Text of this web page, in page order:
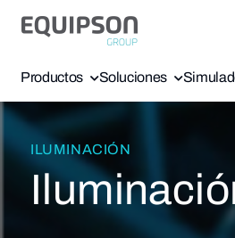
Productos Soluciones
ILUMINACIÓN